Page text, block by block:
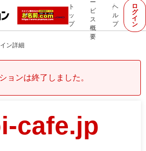
ト
ッ
プ
ー
ビ
ス
概
要
ヘ
ル
プ
ロ
グ
イ
ン
ン詳細
ョンは終了しました。
cafe.jp